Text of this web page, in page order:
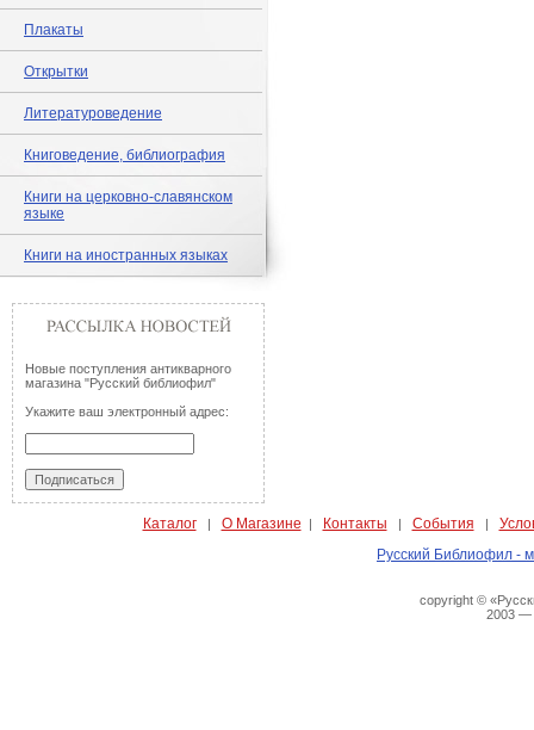
Плакаты
Открытки
Литературоведение
Книговедение, библиография
Книги на церковно-славянском
языке
Книги на иностранных языках
Новые поступления антикварного
магазина "Русский библиофил"
Укажите ваш электронный адрес:
Каталог| О Магазине | Контакты | События |
Русский Библиофил -
copyright ©
2003 —